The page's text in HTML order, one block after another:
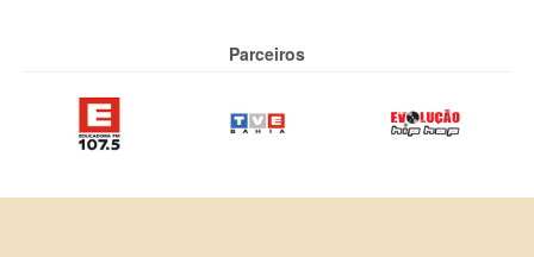
Parceiros